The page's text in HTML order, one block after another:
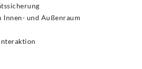
und Außenraum